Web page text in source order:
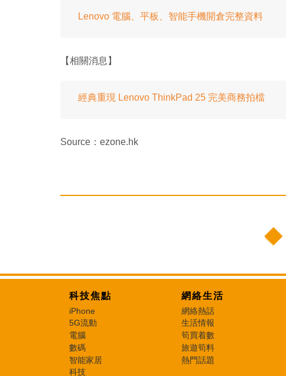
Lenovo 電腦、平板、智能手機開倉完整資料
【相關消息】
經典重現 Lenovo ThinkPad 25 完美商務拍檔
Source：ezone.hk
科技焦點
iPhone
5G流動
電腦
數碼
智能家居
科技
網絡生活
網絡熱話
生活情報
筍買着數
旅遊筍料
熱門話題